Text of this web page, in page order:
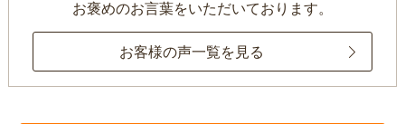
お褒めのお言葉をいただいております。
お客様の声一覧を見る